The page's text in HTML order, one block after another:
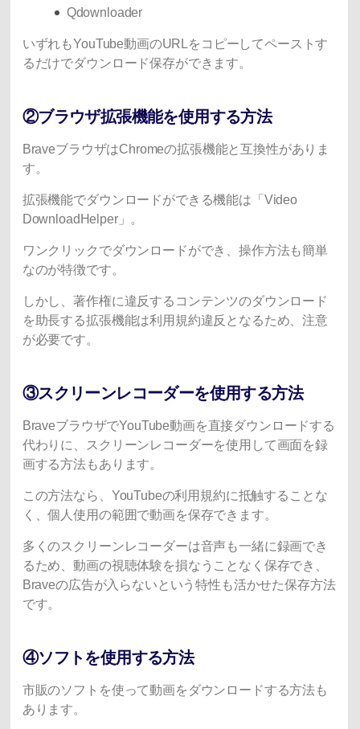
Qdownloader
いずれもYouTube動画のURLをコピーしてペーストす
るだけでダウンロード保存ができます。
②ブラウザ拡張機能を使用する方法
BraveブラウザはChromeの拡張機能と互換性がありま
す。
拡張機能でダウンロードができる機能は「Video
DownloadHelper」。
ワンクリックでダウンロードができ、操作方法も簡単
なのが特徴です。
しかし、著作権に違反するコンテンツのダウンロード
を助長する拡張機能は利用規約違反となるため、注意
が必要です。
③スクリーンレコーダーを使用する方法
BraveブラウザでYouTube動画を直接ダウンロードする
代わりに、スクリーンレコーダーを使用して画面を録
画する方法もあります。
この方法なら、YouTubeの利用規約に抵触することな
く、個人使用の範囲で動画を保存できます。
多くのスクリーンレコーダーは音声も一緒に録画でき
るため、動画の視聴体験を損なうことなく保存でき、
Braveの広告が入らないという特性も活かせた保存方法
です。
④ソフトを使用する方法
市販のソフトを使って動画をダウンロードする方法も
あります。